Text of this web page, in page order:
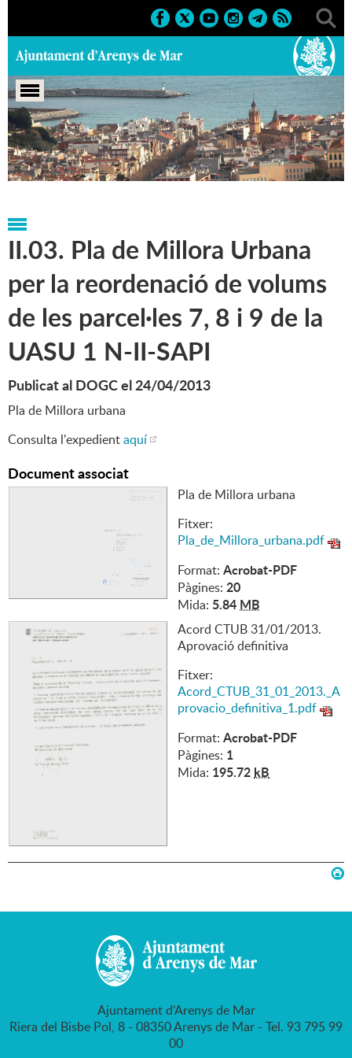
Portada > Regidories > Normativa municipal > Normativa
urbanística > Planejament derivat
II.03. Pla de Millora Urbana
per la reordenació de volums
de les parcel·les 7, 8 i 9 de la
UASU 1 N-II-SAPI
Publicat al DOGC el 24/04/2013
Pla de Millora urbana
Consulta l'expedientaquí
Document associat
Pla de Millora urbana
Fitxer:
Pla_de_Millora_urbana.pdf
Format: Acrobat-PDF
Pàgines: 20
Mida: 5.84 MB
Acord CTUB 31/01/2013.
Aprovació definitiva
Fitxer:
Acord_CTUB_31_01_2013._A
provacio_definitiva_1.pdf
Format: Acrobat-PDF
Pàgines: 1
Mida: 195.72 kB
Ajuntament d'Arenys de Mar
Riera del Bisbe Pol, 8 - 08350 Arenys de Mar - Tel. 93 795 99
00